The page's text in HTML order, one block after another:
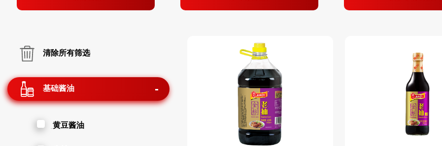
清除所有筛选
基础酱油
黄豆酱油